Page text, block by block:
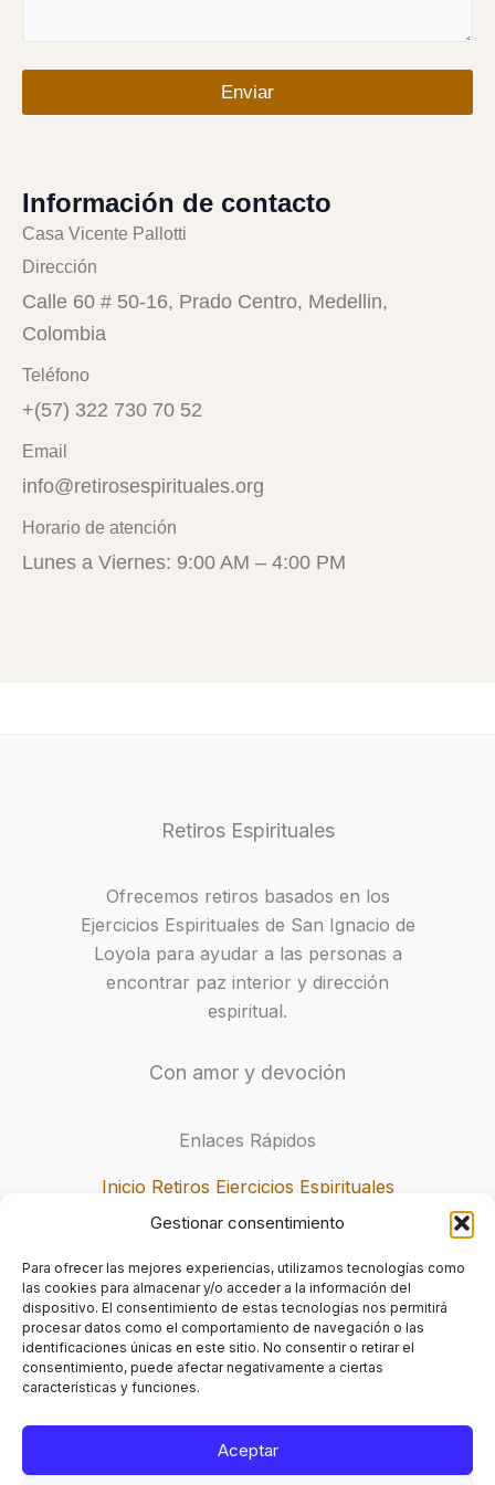
Gestionar consentimiento
Para ofrecer las mejores experiencias, utilizamos tecnologías como
las cookies para almacenar y/o acceder a la información del
dispositivo. El consentimiento de estas tecnologías nos permitirá
procesar datos como el comportamiento de navegación o las
identificaciones únicas en este sitio. No consentir o retirar el
consentimiento, puede afectar negativamente a ciertas
características y funciones.
Aceptar
Enviar
Información de contacto
Casa Vicente Pallotti
Dirección
Calle 60 # 50-16, Prado Centro, Medellin,
Colombia
Teléfono
+(57) 322 730 70 52
Email
info@retirosespirituales.org
Horario de atención
Lunes a Viernes: 9:00 AM – 4:00 PM
Retiros Espirituales
Ofrecemos retiros basados en los
Ejercicios Espirituales de San Ignacio de
Loyola para ayudar a las personas a
encontrar paz interior y dirección
espiritual.
Con amor y devoción
Enlaces Rápidos
Inicio Retiros Ejercicios Espirituales
Inscripción
Contacto
Calle 60 # 50-16, Medellín, Colombia
+(57) 322 730 70 52